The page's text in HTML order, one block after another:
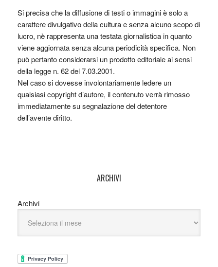
Si precisa che la diffusione di testi o immagini è solo a
carattere divulgativo della cultura e senza alcuno scopo di
lucro, nè rappresenta una testata giornalistica in quanto
viene aggiornata senza alcuna periodicità specifica. Non
può pertanto considerarsi un prodotto editoriale ai sensi
della legge n. 62 del 7.03.2001.
Nel caso si dovesse involontariamente ledere un
qualsiasi copyright d’autore, il contenuto verrà rimosso
immediatamente su segnalazione del detentore
dell’avente diritto.
ARCHIVI
Archivi